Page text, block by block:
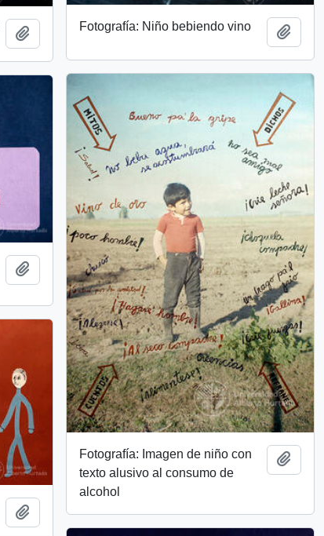
Add to clipboardFotografía: Niño bebiendo vino Add
Fotografía: Imagen de niño con
texto alusivo al consumo de
alcohol
Add
Add to clipboard
Add to clipboard